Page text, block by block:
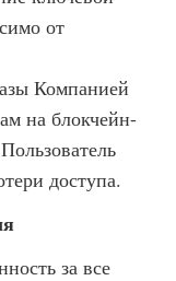
от
Компанией
на блокчейн-
доступа.
за все